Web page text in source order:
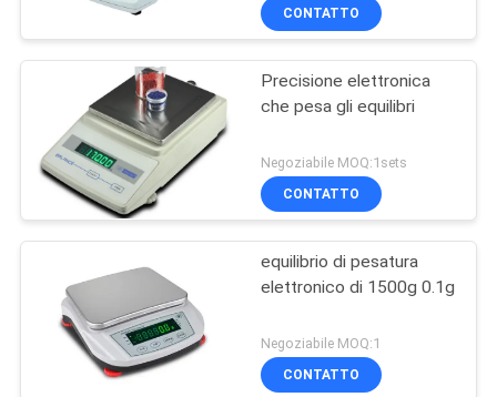
CONTATTO
Precisione elettronica
che pesa gli equilibri
Negoziabile MOQ:1sets
CONTATTO
equilibrio di pesatura
elettronico di 1500g 0.1g
Negoziabile MOQ:1
CONTATTO